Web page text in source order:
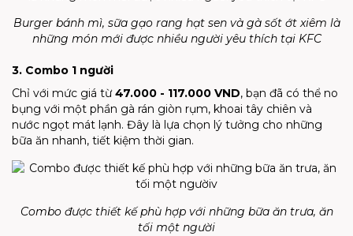
Burger bánh mì, sữa gạo rang hạt sen và gà sốt ớt xiêm là
những món mới được nhiều người yêu thích tại KFC
3. Combo 1 người
Chỉ với mức giá từ47.000 - 117.000 VND, bạn đã có thể no
bụng với một phần gà rán giòn rụm, khoai tây chiên và
nước ngọt mát lạnh. Đây là lựa chọn lý tưởng cho những
bữa ăn nhanh, tiết kiệm thời gian.
Combo được thiết kế phù hợp với những bữa ăn trưa, ăn
tối một người